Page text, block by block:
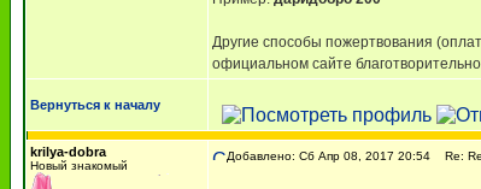
Другие способы пожертвования
официальном сайте
Вернуться к началу
krilya-dobra
Новый знакомый
Добавлено: Сб Апр 08, 2017 20:54 Re: